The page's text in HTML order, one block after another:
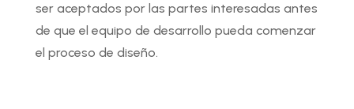
ser aceptados por las partes interesadas antes
de que el equipo de desarrollo pueda comenzar
el proceso de diseño.